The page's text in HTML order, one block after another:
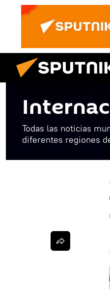
Todas las noticias
diferentes regiones